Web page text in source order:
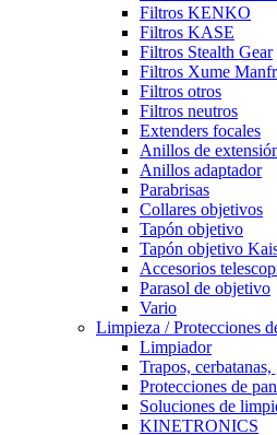
Filtros KENKO
Filtros KASE
Filtros Stealth Gear
Filtros Xume
Filtros otros
Filtros neutros
Extenders focales
Anillos de
Anillos adaptador
Parabrisas
Collares objetivos
Tapón objetivo
Tapón objetivo
Accesorios
Parasol de objetivo
Vario
Limpieza / Protecciones
Limpiador
Trapos, cerbatanas,
Protecciones de
Soluciones de
KINETRONICS